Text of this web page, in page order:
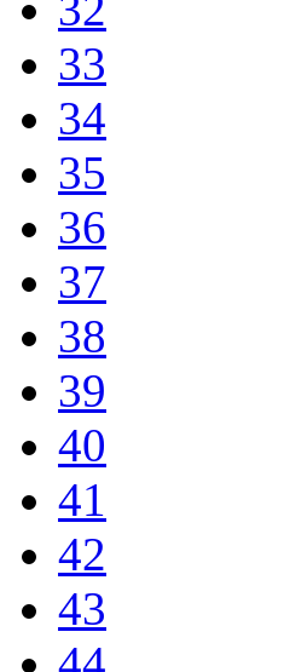
33
34
35
36
37
38
39
40
41
42
43